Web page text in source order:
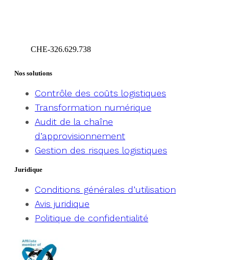
CHE-326.629.738
Nos solutions
Contrôle des coûts logistiques
Transformation numérique
Audit de la chaîne
d’approvisionnement
Gestion des risques logistiques
Juridique
Conditions générales d’utilisation
Avis juridique
Politique de confidentialité